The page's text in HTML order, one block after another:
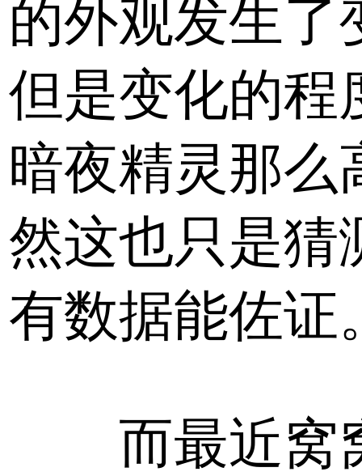
的外观发生了
但是变化的程
暗夜精灵那么
然这也只是猜
有数据能佐证
而最近窝